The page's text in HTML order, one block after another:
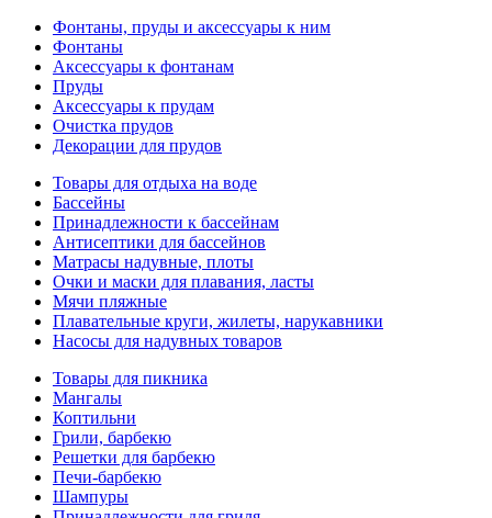
Фонтаны, пруды и аксессуары к ним
Фонтаны
Аксессуары к фонтанам
Пруды
Аксессуары к прудам
Очистка прудов
Декорации для прудов
Товары для отдыха на воде
Бассейны
Принадлежности к бассейнам
Антисептики для бассейнов
Матраcы надувные, плоты
Очки и маски для плавания, ласты
Мячи пляжные
Плавательные круги, жилеты, нарукавники
Насосы для надувных товаров
Товары для пикника
Мангалы
Коптильни
Грили, барбекю
Решетки для барбекю
Печи-барбекю
Шампуры